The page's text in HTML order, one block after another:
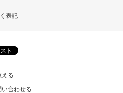
表記
える
い合わせる